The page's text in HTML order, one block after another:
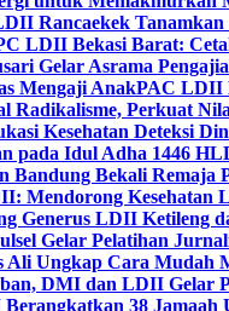
Rancaekek
LDII Bekasi Barat:
Gelar Asrama
Mengaji AnakPAC LDII
Radikalisme, Perkuat
Kesehatan Deteksi
pada Idul Adha 1446 H
Bekali Remaja
Mendorong Kesehatan
Generus LDII Ketileng
Gelar Pelatihan
Ali Ungkap Cara Mudah
DMI dan LDII Gelar
38 Jamaah